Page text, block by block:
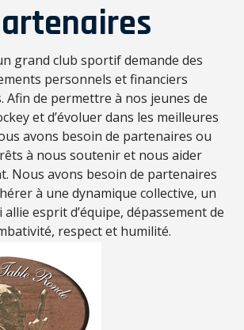
grand club sportif demande des
personnels et financiers
Afin de permettre à nos jeunes de
et d’évoluer dans les meilleures
avons besoin de partenaires ou
à nous soutenir et nous aider
Nous avons besoin de partenaires
à une dynamique collective, un
allie esprit d’équipe, dépassement de
respect et humilité.